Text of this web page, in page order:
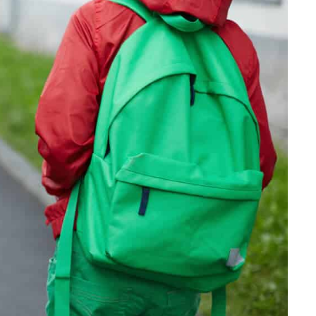
og vansker med å
ansvar for å beskytte.
det målrettede
sykle til og fra skolen, forutsetter at
og i nærmiljøer der mange barn ferdes.